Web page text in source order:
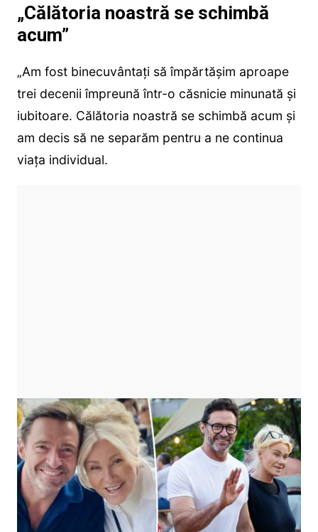
„Călătoria noastră se schimbă
acum”
„Am fost binecuvântați să împărtășim aproape
trei decenii împreună într-o căsnicie minunată și
iubitoare. Călătoria noastră se schimbă acum și
am decis să ne separăm pentru a ne continua
viața individual.